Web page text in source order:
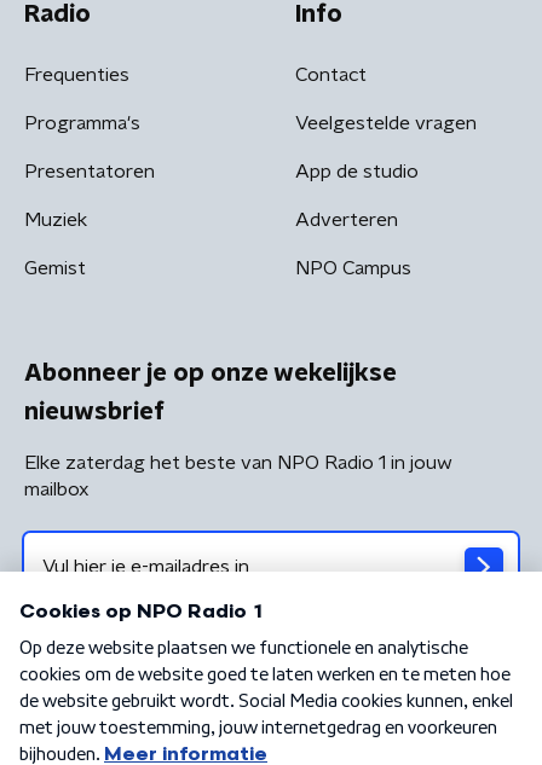
Radio
Frequenties
Programma's
Presentatoren
Muziek
Gemist
Info
Contact
Veelgestelde vragen
App de studio
Adverteren
NPO Campus
Abonneer je op onze wekelijkse
nieuwsbrief
Elke zaterdag het beste van NPO Radio 1 in jouw
mailbox
Algemene voorwaarden